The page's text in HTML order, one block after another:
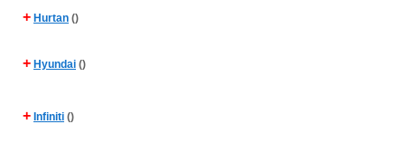
+ Hurtan ()
+ Hyundai ()
+ Infiniti ()